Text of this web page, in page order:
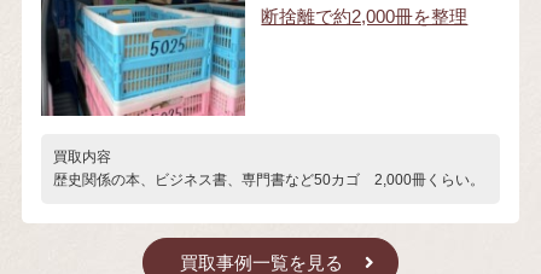
断捨離で約2,000冊を整理
買取内容
歴史関係の本、ビジネス書、専門書など50カゴ 2,000冊くらい。
買取事例一覧を見る